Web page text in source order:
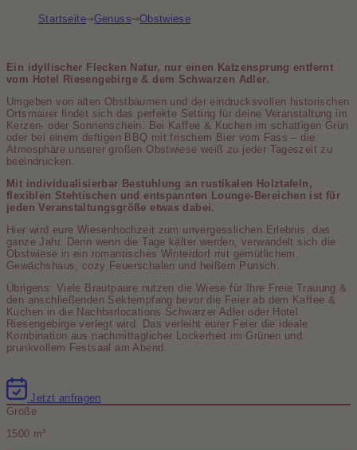
Startseite Genuss Obstwiese
Ein idyllischer Flecken Natur, nur einen Katzen­sprung entfernt
vom Hotel Riesengebirge & dem Schwarzen Adler.
Umgeben von alten Obstbäumen und der eindrucksvollen historischen
Ortsmauer findet sich das perfekte Setting für deine Veranstaltung im
Kerzen- oder Sonnenschein. Bei Kaffee & Kuchen im schattigen Grün
oder bei einem deftigen BBQ mit frischem Bier vom Fass – die
Atmosphäre unserer großen Obstwiese weiß zu jeder Tageszeit zu
beeindrucken.
Mit individualisierbar Bestuhlung an rustikalen Holztafeln,
flexiblen Stehtischen und entspannten Lounge-Bereichen ist für
jeden Veranstaltungsgröße etwas dabei.
Hier wird eure Wiesenhochzeit zum unvergesslichen Erlebnis, das
ganze Jahr. Denn wenn die Tage kälter werden, verwandelt sich die
Obstwiese in ein romantisches Winterdorf mit gemütlichem
Gewächshaus, cozy Feuerschalen und heißem Punsch.
Übrigens: Viele Brautpaare nutzen die Wiese für Ihre Freie Trauung &
den anschließenden Sektempfang bevor die Feier ab dem Kaffee &
Kuchen in die Nachbarlocations Schwarzer Adler oder Hotel
Riesengebirge verlegt wird. Das verleiht eurer Feier die ideale
Kombination aus nachmittaglicher Lockerheit im Grünen und
prunkvollem Festsaal am Abend.
Jetzt anfragen
Größe
1500 m²